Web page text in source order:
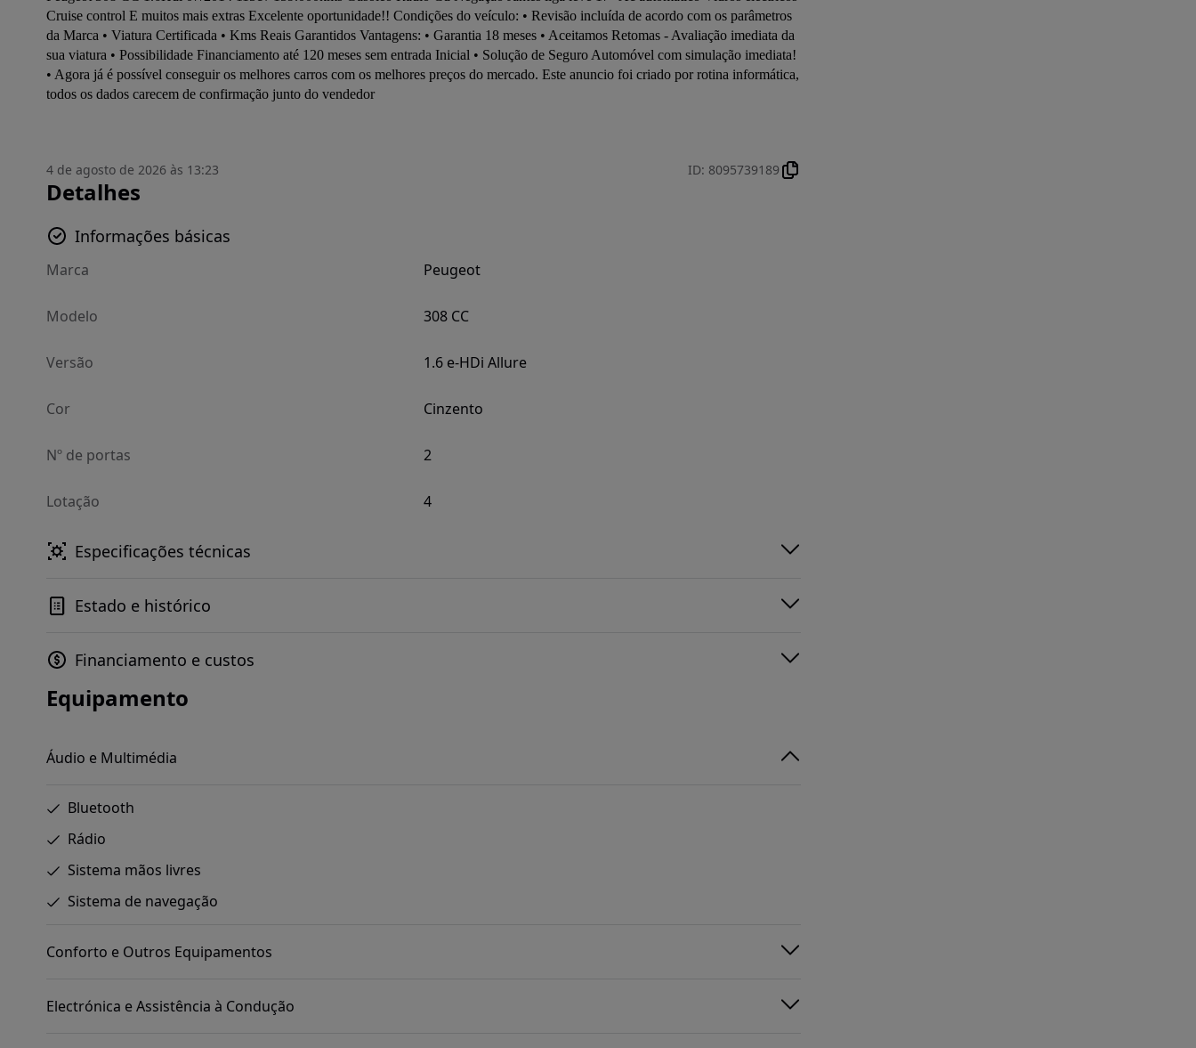
Cruise control E muitos mais extras Excelente oportunidade!! Condições do veículo: • Revisão incluída de acordo com os parâmetros
da Marca • Viatura Certificada • Kms Reais Garantidos Vantagens: • Garantia 18 meses • Aceitamos Retomas - Avaliação imediata da
sua viatura • Possibilidade Financiamento até 120 meses sem entrada Inicial • Solução de Seguro Automóvel com simulação imediata!
• Agora já é possível conseguir os melhores carros com os melhores preços do mercado. Este anuncio foi criado por rotina informática,
todos os dados carecem de confirmação junto do vendedor
4 de agosto de 2026 às 13:23 ID: 8095739189
Detalhes
Informações básicas
Marca Peugeot
Modelo 308 CC
Versão 1.6 e-HDi Allure
Cor Cinzento
Nº de portas 2
Lotação 4
Especificações técnicas
Estado e histórico
Financiamento e custos
Equipamento
Áudio e Multimédia
Bluetooth
Rádio
Sistema mãos livres
Sistema de navegação
Conforto e Outros Equipamentos
Electrónica e Assistência à Condução